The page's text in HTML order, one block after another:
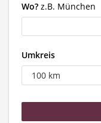
Wo? z.B. München
Umkreis